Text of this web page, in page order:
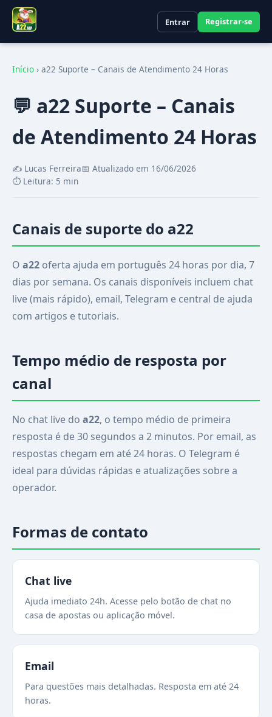
Entrar Registrar-se
Início › a22 Suporte – Canais de Atendimento 24 Horas
💬 a22 Suporte – Canais
de Atendimento 24 Horas
✍️ Lucas Ferreira📅 Atualizado em 16/06/2026
⏱️ Leitura: 5 min
Canais de suporte do a22
O a22 oferta ajuda em português 24 horas por dia, 7
dias por semana. Os canais disponíveis incluem chat
live (mais rápido), email, Telegram e central de ajuda
com artigos e tutoriais.
Tempo médio de resposta por
canal
No chat live do a22, o tempo médio de primeira
resposta é de 30 segundos a 2 minutos. Por email, as
respostas chegam em até 24 horas. O Telegram é
ideal para dúvidas rápidas e atualizações sobre a
operador.
Formas de contato
Chat live
Ajuda imediato 24h. Acesse pelo botão de chat no
casa de apostas ou aplicação móvel.
Email
Para questões mais detalhadas. Resposta em até 24
horas.